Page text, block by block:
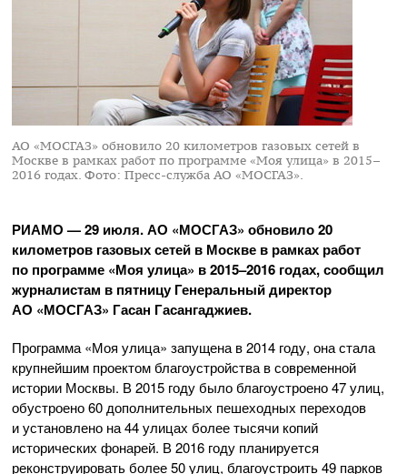
АО «МОСГАЗ» обновило 20 километров газовых сетей в
Москве в рамках работ по программе «Моя улица» в 2015–
2016 годах. Фото: Пресс-служба АО «МОСГАЗ».
РИАМО — 29 июля.АО «МОСГАЗ» обновило 20
километров газовых сетей в Москве в рамках работ
по программе «Моя улица» в 2015–2016 годах, сообщил
журналистам в пятницу Генеральный директор
АО «МОСГАЗ» Гасан Гасангаджиев.
Программа «Моя улица» запущена в 2014 году, она стала
крупнейшим проектом благоустройства в современной
истории Москвы. В 2015 году было благоустроено 47 улиц,
обустроено 60 дополнительных пешеходных переходов
и установлено на 44 улицах более тысячи копий
исторических фонарей. В 2016 году планируется
реконструировать более 50 улиц, благоустроить 49 парков